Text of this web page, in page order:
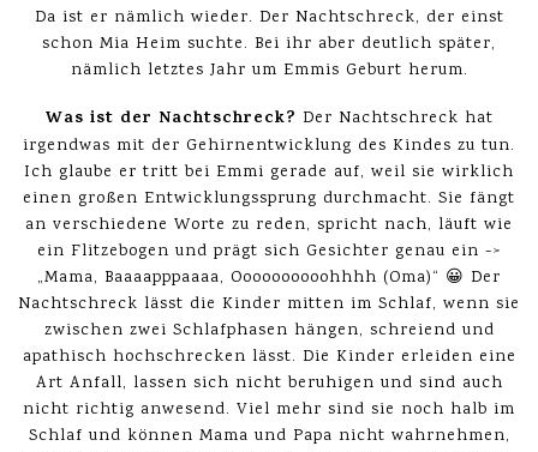
Da ist er nämlich wieder. Der Nachtschreck, der einst
schon Mia Heim suchte. Bei ihr aber deutlich später,
nämlich letztes Jahr um Emmis Geburt herum.
Was ist der Nachtschreck? Der Nachtschreck hat
irgendwas mit der Gehirnentwicklung des Kindes zu tun.
Ich glaube er tritt bei Emmi gerade auf, weil sie wirklich
einen großen Entwicklungssprung durchmacht. Sie fängt
an verschiedene Worte zu reden, spricht nach, läuft wie
ein Flitzebogen und prägt sich Gesichter genau ein ->
„Mama, Baaaapppaaaa, Oooooooooohhhh (Oma)“ 😀 Der
Nachtschreck lässt die Kinder mitten im Schlaf, wenn sie
zwischen zwei Schlafphasen hängen, schreiend und
apathisch hochschrecken lässt. Die Kinder erleiden eine
Art Anfall, lassen sich nicht beruhigen und sind auch
nicht richtig anwesend. Viel mehr sind sie noch halb im
Schlaf und können Mama und Papa nicht wahrnehmen,